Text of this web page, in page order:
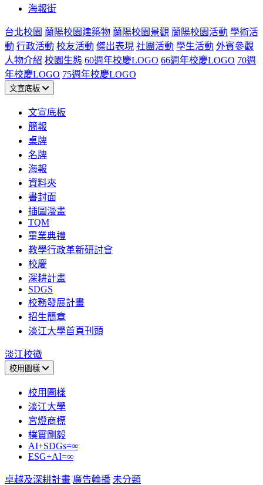
海報街
台北校園 蘭陽校園建築物 蘭陽校園景觀 蘭陽校園活動 學術活
動 行政活動 校友活動 傑出表現 社團活動 學生活動 外賓參觀
人物介紹 校園生態 60週年校慶LOGO 66週年校慶LOGO 70週
年校慶LOGO 75週年校慶LOGO
文宣底板
文宣底板
簡報
桌牌
名牌
海報
資料夾
書封面
插圖漫畫
TQM
畢業典禮
教學行政革新研討會
校慶
深耕計畫
SDGS
校務發展計畫
招生簡章
淡江大學首頁刊頭
淡江校徽
校用圖樣
校用圖樣
淡江大學
宮燈商標
樸實剛毅
AI+SDGs=∞
ESG+AI=∞
卓越及深耕計畫 廣告輪播 未分類